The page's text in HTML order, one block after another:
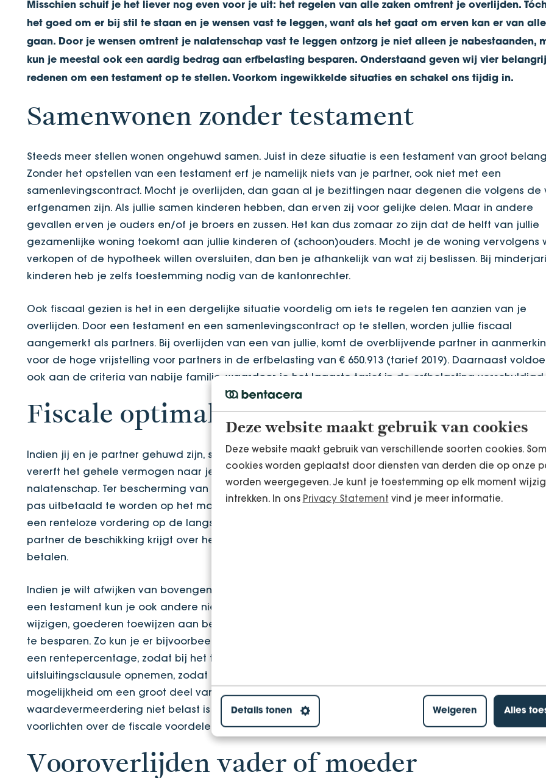
Deze website maakt gebruik van cookies
Deze website maakt gebruik van verschillende soorten cookies.
cookies worden geplaatst door diensten van derden die op onze
worden weergegeven. Je kunt je toestemming op elk moment
intrekken. In ons Privacy Statement vind je meer informatie.
Details tonen Weigeren Alles
Misschien schuif je het liever nog even voor je uit: het regelen van alle zaken omtrent je overlijden.
het goed om er bij stil te staan en je wensen vast te leggen, want als het gaat om erven kan er van
gaan. Door je wensen omtrent je nalatenschap vast te leggen ontzorg je niet alleen je nabestaanden,
kun je meestal ook een aardig bedrag aan erfbelasting besparen. Onderstaand geven wij vier
redenen om een testament op te stellen. Voorkom ingewikkelde situaties en schakel ons tijdig in.
Samenwonen zonder testament
Steeds meer stellen wonen ongehuwd samen. Juist in deze situatie is een testament van groot
Zonder het opstellen van een testament erf je namelijk niets van je partner, ook niet met een
samenlevingscontract. Mocht je overlijden, dan gaan al je bezittingen naar degenen die volgens de
erfgenamen zijn. Als jullie samen kinderen hebben, dan erven zij voor gelijke delen. Maar in andere
gevallen erven je ouders en/of je broers en zussen. Het kan dus zomaar zo zijn dat de helft van jullie
gezamenlijke woning toekomt aan jullie kinderen of (schoon)ouders. Mocht je de woning vervolgens
verkopen of de hypotheek willen oversluiten, dan ben je afhankelijk van wat zij beslissen. Bij
kinderen heb je zelfs toestemming nodig van de kantonrechter.
Ook fiscaal gezien is het in een dergelijke situatie voordelig om iets te regelen ten aanzien van je
overlijden. Door een testament en een samenlevingscontract op te stellen, worden jullie fiscaal
aangemerkt als partners. Bij overlijden van een van jullie, komt de overblijvende partner in
voor de hoge vrijstelling voor partners in de erfbelasting van € 650.913 (tarief 2019). Daarnaast
ook aan de criteria van nabije familie, waardoor je het laagste tarief in de erfbelasting verschuldigd
Fiscale optimalisatie testament
Indien jij en je partner gehuwd zijn, samen kinderen hebben en geen testament hebben opgesteld,
vererft het gehele vermogen naar je partner en je kinderen. Ieder ontvangt een gelijk deel van de
nalatenschap. Ter bescherming van de langstlevende ouder hoeven de erfdelen van de kinderen
pas uitbetaald te worden op het moment dat de langstlevende overlijdt. Tot die tijd houden de
een renteloze vordering op de langstlevende ouder ter grootte van hun erfdeel. Ondanks dat
partner de beschikking krijgt over het gehele vermogen, moeten wel alle erfgenamen erfbelasting
betalen.
Indien je wilt afwijken van bovengenoemde wettelijke verdeling, moet je een testament opstellen.
een testament kun je ook andere niet wettelijke erfgenamen benoemen, de grootte van de erfdelen
wijzigen, goederen toewijzen aan bepaalde personen en fiscale mogelijkheden benutten om
te besparen. Zo kun je er bijvoorbeeld voor kiezen om de vordering van de kinderen te
een rentepercentage, zodat bij het tweede overlijden minder erfbelasting verschuldigd is. Ook kun
uitsluitingsclausule opnemen, zodat de ‘koude kant’ er niet met de erfenis vandoor gaat. Tot slot heb
mogelijkheid om een groot deel van het vermogen aan de kinderen toe te wijzen, zodat de
waardevermeerdering niet belast is met erfbelasting. Kortom: het is aan te bevelen om je te laten
voorlichten over de fiscale voordelen van het opstellen van een testament.
Vooroverlijden vader of moeder